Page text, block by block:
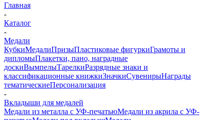
Главная
-
Каталог
-
Медали
КубкиМедалиПризыПластиковые фигуркиГрамоты и
дипломыПлакетки, пано, наградные
доскиВымпелыТарелкиРазрядные знаки и
классификационные книжкиЗначкиСувенирыНаграды
тематическиеПерсонализация
-
Вкладыши для медалей
Медали из металла с УФ-печатьюМедали из акрила с УФ-